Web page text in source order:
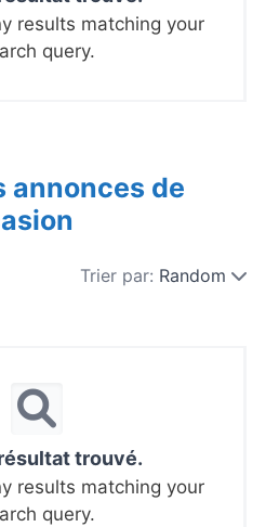
results matching your
query.
annonces de
Trier par: Random
trouvé.
results matching your
query.